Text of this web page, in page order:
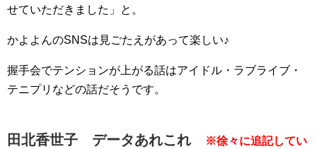
せていただきました」と。
かよよんのSNSは見ごたえがあって楽しい♪
握手会でテンションが上がる話はアイドル・ラブライブ・
テニプリなどの話だそうです。
田北香世子 データあれこれ
※徐々に追記してい